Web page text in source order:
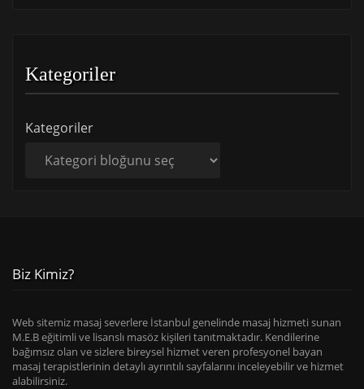
Kategoriler
Kategoriler
Biz Kimiz?
Web sitemiz masaj severlere İstanbul genelinde masaj hizmeti sunan
M.E.B eğitimli ve lisanslı masöz kişileri tanıtmaktadır. Kendilerine
bağımsız olan ve sizlere bireysel hizmet veren profesyonel bayan
masaj terapistlerinin detaylı ayrıntılı sayfalarını inceleyebilir ve hizmet
alabilirsiniz.